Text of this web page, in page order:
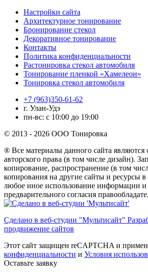
Настройки сайта
Архитектурное тонирование
Бронирование стекол
Декоративное тонирование
Контакты
Политика конфиденциальности
Растонировка стекол автомобиля
Тонирование пленкой «Хамелеон»
Тонировка стекол автомобиля
+7 (963)350-61-62
г. Улан-Удэ
пн-вс: с 10:00 до 19:00
© 2013 - 2026 ООО Тонировка
® Все материалы данного сайта являются
авторского права (в том числе дизайн).
копирование, распространение (в том
копирования на другие сайты и ресурсы
любое иное использование информации и
предварительного согласия
Сделано в веб-студии "Мультисайт"
продвижение сайтов
Этот сайт защищен reCAPTCHA и
конфиденциальности и Условия
Оставьте заявку